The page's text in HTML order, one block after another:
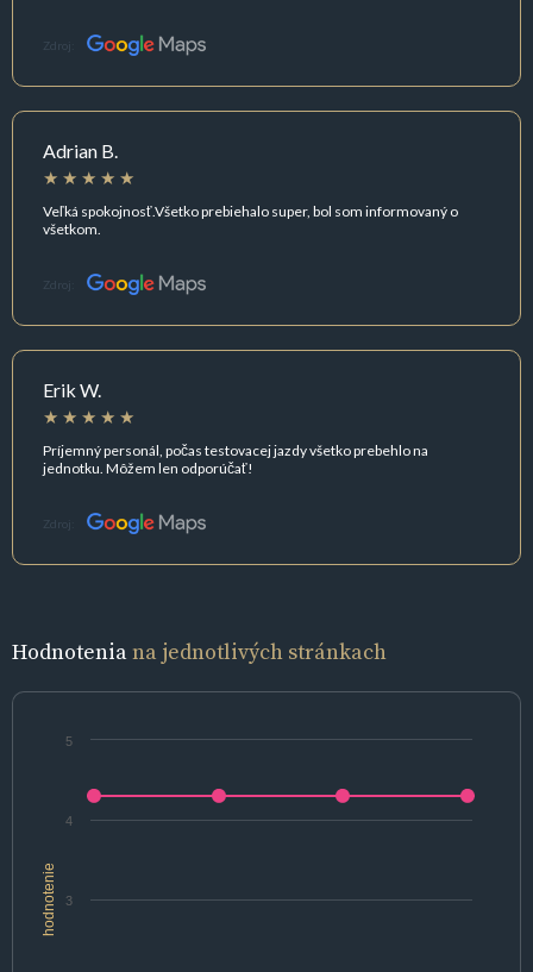
Zdroj:
Adrian B.
Veľká spokojnosť.Všetko prebiehalo super, bol som informovaný o
všetkom.
Zdroj:
Erik W.
Príjemný personál, počas testovacej jazdy všetko prebehlo na
jednotku. Môžem len odporúčať!
Zdroj:
Hodnoteniana jednotlivých stránkach
hodnotenie 3
4
5